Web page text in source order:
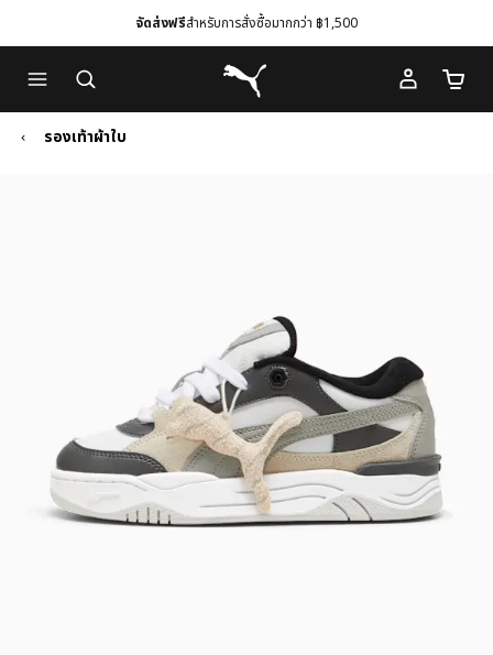
to
Main
content
to
Footer
Content
จัดส่งฟรีสำหรับการสั่งซื้อมากกว่า ฿1,500
Puma โฮม
จำนว
รองเท้าผ้าใบ